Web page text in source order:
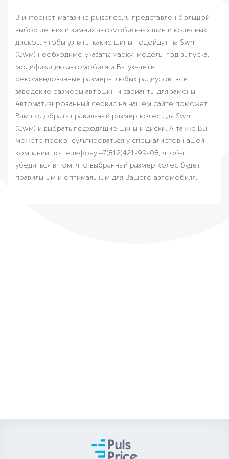
В интернет-магазине puisprice.ru представлен большой
выбор летних и зимних автомобильных шин и колесных
дисков. Чтобы узнать, какие шины подойдут на Swm
(Сwм) необходимо указать: марку, модель, год выпуска,
модификацию автомобиля и Вы узнаете
рекомендованные размеры любых радиусов, все
заводские размеры автошин и варианты для замены.
Автоматизированный сервис на нашем сайте поможет
Вам подобрать правильный размер колес для Swm
(Сwм) и выбрать подходящие шины и диски. А также Вы
можете проконсультироваться у специалистов нашей
компании по телефону +7(812)421-99-08, чтобы
убедиться в том, что выбранный размер колес будет
правильным и оптимальным для Вашего автомобиля.